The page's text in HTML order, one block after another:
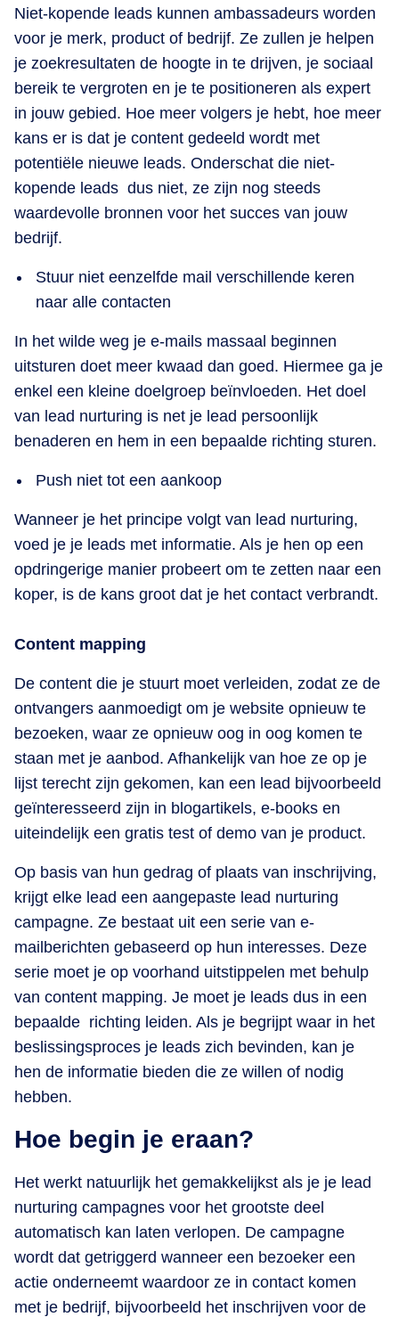
Niet-kopende leads kunnen ambassadeurs worden
voor je merk, product of bedrijf. Ze zullen je helpen
je zoekresultaten de hoogte in te drijven, je sociaal
bereik te vergroten en je te positioneren als expert
in jouw gebied. Hoe meer volgers je hebt, hoe meer
kans er is dat je content gedeeld wordt met
potentiële nieuwe leads. Onderschat die niet-
kopende leads dus niet, ze zijn nog steeds
waardevolle bronnen voor het succes van jouw
bedrijf.
Stuur niet eenzelfde mail verschillende keren
naar alle contacten
In het wilde weg je e-mails massaal beginnen
uitsturen doet meer kwaad dan goed. Hiermee ga je
enkel een kleine doelgroep beïnvloeden. Het doel
van lead nurturing is net je lead persoonlijk
benaderen en hem in een bepaalde richting sturen.
Push niet tot een aankoop
Wanneer je het principe volgt van lead nurturing,
voed je je leads met informatie. Als je hen op een
opdringerige manier probeert om te zetten naar een
koper, is de kans groot dat je het contact verbrandt.
Content mapping
De content die je stuurt moet verleiden, zodat ze de
ontvangers aanmoedigt om je website opnieuw te
bezoeken, waar ze opnieuw oog in oog komen te
staan met je aanbod. Afhankelijk van hoe ze op je
lijst terecht zijn gekomen, kan een lead bijvoorbeeld
geïnteresseerd zijn in blogartikels, e-books en
uiteindelijk een gratis test of demo van je product.
Op basis van hun gedrag of plaats van inschrijving,
krijgt elke lead een aangepaste lead nurturing
campagne. Ze bestaat uit een serie van e-
mailberichten gebaseerd op hun interesses. Deze
serie moet je op voorhand uitstippelen met behulp
van content mapping. Je moet je leads dus in een
bepaalde richting leiden. Als je begrijpt waar in het
beslissingsproces je leads zich bevinden, kan je
hen de informatie bieden die ze willen of nodig
hebben.
Hoe begin je eraan?
Het werkt natuurlijk het gemakkelijkst als je je lead
nurturing campagnes voor het grootste deel
automatisch kan laten verlopen. De campagne
wordt dat getriggerd wanneer een bezoeker een
actie onderneemt waardoor ze in contact komen
met je bedrijf, bijvoorbeeld het inschrijven voor de